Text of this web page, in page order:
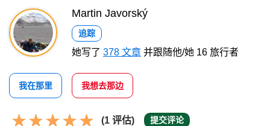
Martin Javorský
追踪
她写了 378 文章 并跟随他/她 16 旅行者
我在那里 我想去那边
(1 评估) 提交评论